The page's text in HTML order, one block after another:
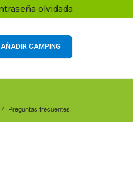
olvidada
AÑADIR CAMPING
Preguntas frecuentes